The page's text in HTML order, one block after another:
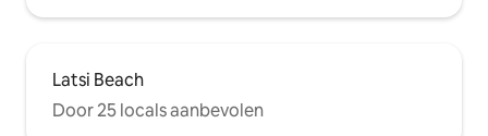
Latsi Beach
Door 25 locals aanbevolen